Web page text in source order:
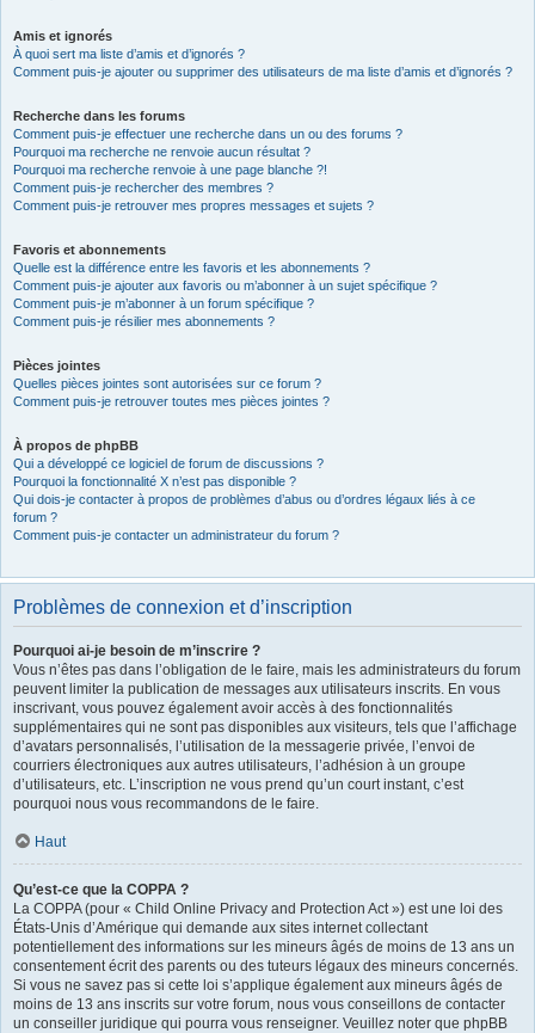
Amis et ignorés
À quoi sert ma liste d’amis et d’ignorés ?
Comment puis-je ajouter ou supprimer des utilisateurs de ma liste d’amis et d’ignorés ?
Recherche dans les forums
Comment puis-je effectuer une recherche dans un ou des forums ?
Pourquoi ma recherche ne renvoie aucun résultat ?
Pourquoi ma recherche renvoie à une page blanche ?!
Comment puis-je rechercher des membres ?
Comment puis-je retrouver mes propres messages et sujets ?
Favoris et abonnements
Quelle est la différence entre les favoris et les abonnements ?
Comment puis-je ajouter aux favoris ou m’abonner à un sujet spécifique ?
Comment puis-je m’abonner à un forum spécifique ?
Comment puis-je résilier mes abonnements ?
Pièces jointes
Quelles pièces jointes sont autorisées sur ce forum ?
Comment puis-je retrouver toutes mes pièces jointes ?
À propos de phpBB
Qui a développé ce logiciel de forum de discussions ?
Pourquoi la fonctionnalité X n’est pas disponible ?
Qui dois-je contacter à propos de problèmes d’abus ou d’ordres légaux liés à ce
forum ?
Comment puis-je contacter un administrateur du forum ?
Problèmes de connexion et d’inscription
Pourquoi ai-je besoin de m’inscrire ?
Vous n’êtes pas dans l’obligation de le faire, mais les administrateurs du forum
peuvent limiter la publication de messages aux utilisateurs inscrits. En vous
inscrivant, vous pouvez également avoir accès à des fonctionnalités
supplémentaires qui ne sont pas disponibles aux visiteurs, tels que l’affichage
d’avatars personnalisés, l’utilisation de la messagerie privée, l’envoi de
courriers électroniques aux autres utilisateurs, l’adhésion à un groupe
d’utilisateurs, etc. L’inscription ne vous prend qu’un court instant, c’est
pourquoi nous vous recommandons de le faire.
Haut
Qu’est-ce que la COPPA ?
La COPPA (pour « Child Online Privacy and Protection Act ») est une loi des
États-Unis d’Amérique qui demande aux sites internet collectant
potentiellement des informations sur les mineurs âgés de moins de 13 ans un
consentement écrit des parents ou des tuteurs légaux des mineurs concernés.
Si vous ne savez pas si cette loi s’applique également aux mineurs âgés de
moins de 13 ans inscrits sur votre forum, nous vous conseillons de contacter
un conseiller juridique qui pourra vous renseigner. Veuillez noter que phpBB